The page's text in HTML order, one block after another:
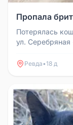
Пропала
Потерялась
ул. Серебряная
Ревда•18 д